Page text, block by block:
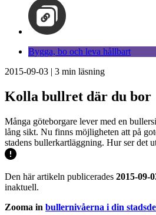
Bygga, bo och leva hållbart
2015-09-03 | 3 min läsning
Kolla bullret där du bor
Många göteborgare lever med en
lång sikt. Nu finns möjligheten att på
stadens bullerkartläggning. Hur ser det
Den här artikeln publicerades 2015-09-
inaktuell.
Zooma in bullernivåerna i din